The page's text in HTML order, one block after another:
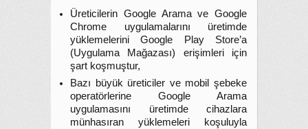
Üreticilerin Google Arama ve Google
Chrome uygulamalarını üretimde
yüklemelerini Google Play Store’a
(Uygulama Mağazası) erişimleri için
şart koşmuştur,
Bazı büyük üreticiler ve mobil şebeke
operatörlerine Google Arama
uygulamasını üretimde cihazlara
münhasıran yüklemeleri koşuluyla